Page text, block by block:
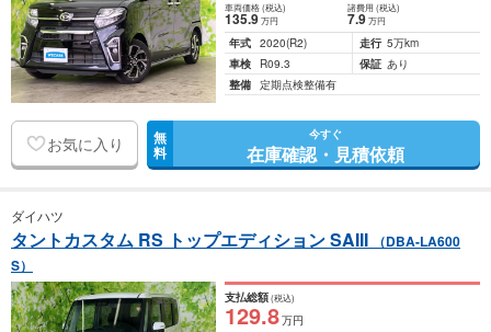
車両価格(税込)
135.9万円
諸費用 (税込)
7.9 万円
年式 2020(R2) 走行 5万km
車検
R09.3 保証 あり
整備 定期点検整備有
お気に入り 無
料
今すぐ
在庫確認・見積依頼
ダイハツ
タントカスタム RS トップエディション SAIII
（DBA-LA600
S）
支払総額(税込)
129.8万円